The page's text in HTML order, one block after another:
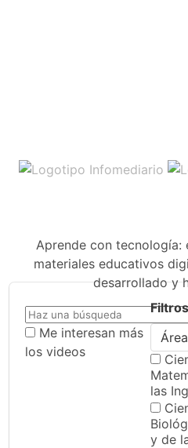
Aprende con tecnología:
materiales educativos
desarrollado y
Me interesan más
los videos
Filtros
las
y de